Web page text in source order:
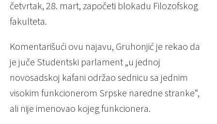
četvrtak, 28. mart, započeti blokadu Filozofskog
fakulteta.
Komentarišući ovu najavu, Gruhonjić je rekao da
je juče Studentski parlament „u jednoj
novosadskoj kafani održao sednicu sa jednim
visokim funkcionerom Srpske naredne stranke“,
ali nije imenovao kojeg funkcionera.